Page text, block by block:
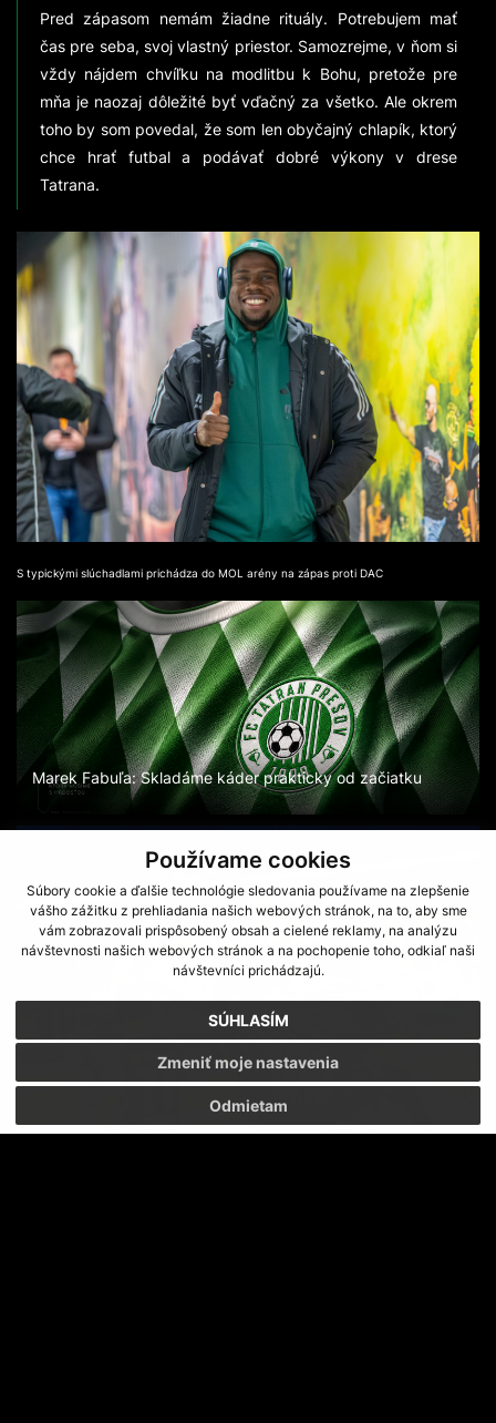
Používame cookies
Súbory cookie a ďalšie technológie sledovania používame na zlepšenie
vášho zážitku z prehliadania našich webových stránok, na to, aby sme
vám zobrazovali prispôsobený obsah a cielené reklamy, na analýzu
návštevnosti našich webových stránok a na pochopenie toho, odkiaľ naši
návštevníci prichádzajú.
SÚHLASÍM
Odmietam
Zmeniť moje nastavenia
Pred zápasom nemám žiadne rituály. Potrebujem mať
čas pre seba, svoj vlastný priestor. Samozrejme, v ňom si
vždy nájdem chvíľku na modlitbu k Bohu, pretože pre
mňa je naozaj dôležité byť vďačný za všetko. Ale okrem
toho by som povedal, že som len obyčajný chlapík, ktorý
chce hrať futbal a podávať dobré výkony v drese
Tatrana.
S typickými slúchadlami prichádza do MOL arény na zápas proti DAC
Marek Fabuľa: Skladáme káder prakticky od začiatku